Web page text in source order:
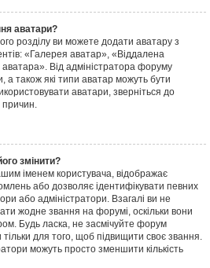
аватари?
розділу ви можете додати аватару з
«Галерея аватар», «Віддалена
Від адміністратора форуму
а також які типи аватар можуть бути
аватари, зверніться до
причин.
змінити?
іменем користувача, відображає
або дозволяє ідентифікувати певних
або адміністратори. Взагалі ви не
жодне звання на форумі, оскільки вони
Будь ласка, не засмічуйте форум
для того, щоб підвищити своє звання.
можуть просто зменшити кількість